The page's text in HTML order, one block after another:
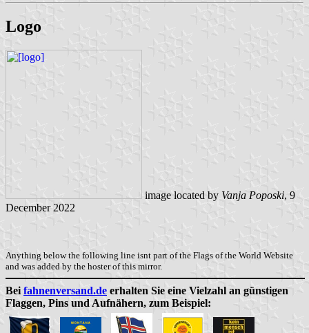
Logo
image located by Vanja Poposki, 9
December 2022
Anything below the following line isnt part of the Flags of the World Website
and was added by the hoster of this mirror.
Bei fahnenversand.de erhalten Sie eine Vielzahl an günstigen
Flaggen, Pins und Aufnähern, zum Beispiel: